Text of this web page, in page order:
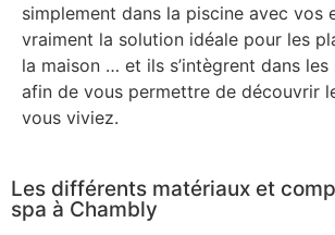
simplement dans la piscine avec vos
vraiment la solution idéale pour les
la maison … et ils s’intègrent dans
afin de vous permettre de découvrir
vous viviez.
Les différents matériaux et
spa à Chambly